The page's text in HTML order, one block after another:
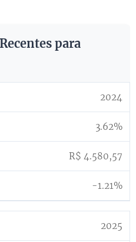
para
2024
3.62%
R$ 4.580,57
-1.21%
2025